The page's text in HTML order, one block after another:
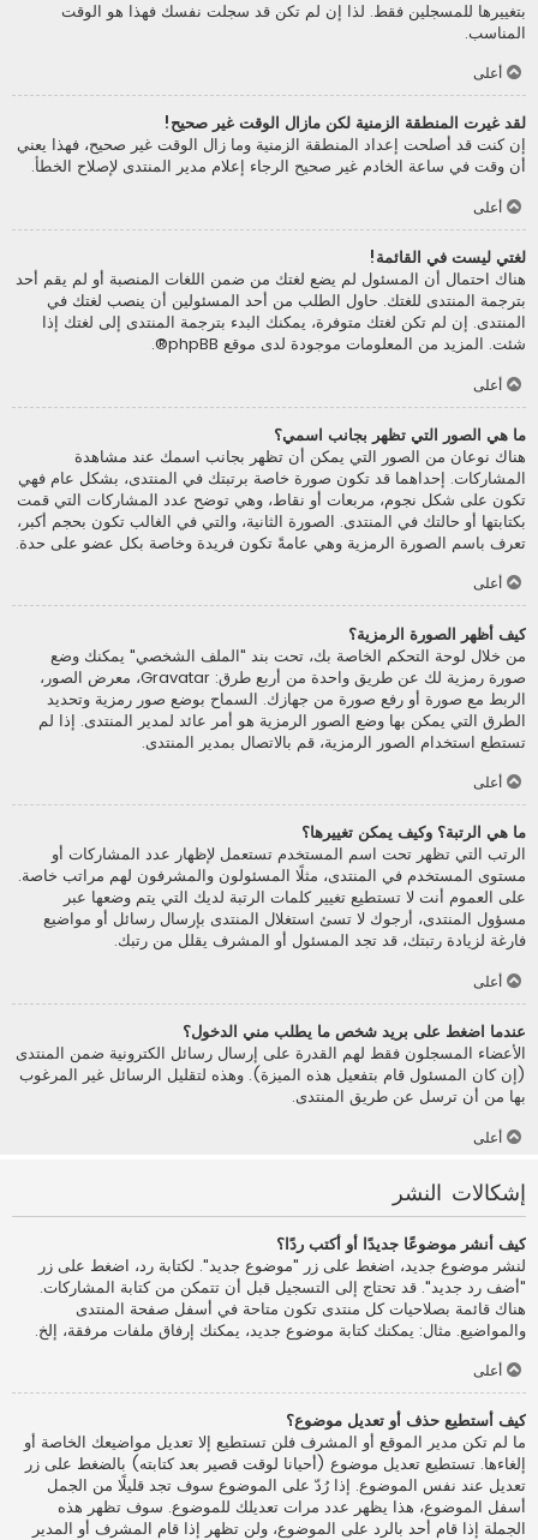
بتغييرها للمسجلين فقط. لذا إن لم تكن قد سجلت نفسك فهذا هو الوقت
المناسب.
أعلى
لقد غيرت المنطقة الزمنية لكن مازال الوقت غير صحيح!
إن كنت قد أصلحت إعداد المنطقة الزمنية وما زال الوقت غير صحيح، فهذا يعني
أن وقت في ساعة الخادم غير صحيح الرجاء إعلام مدير المنتدى لإصلاح الخطأ.
أعلى
لغتي ليست في القائمة!
هناك احتمال أن المسئول لم يضع لغتك من ضمن اللغات المنصبة أو لم يقم أحد
بترجمة المنتدى للغتك. حاول الطلب من أحد المسئولين أن ينصب لغتك في
المنتدى. إن لم تكن لغتك متوفرة، يمكنك البدء بترجمة المنتدى إلى لغتك إذا
شئت. المزيد من المعلومات موجودة لدى موقع phpBB
®.
أعلى
ما هي الصور التي تظهر بجانب اسمي؟
هناك نوعان من الصور التي يمكن أن تظهر بجانب اسمك عند مشاهدة
المشاركات. إحداهما قد تكون صورة خاصة برتبتك في المنتدى، بشكل عام فهي
تكون على شكل نجوم، مربعات أو نقاط، وهي توضح عدد المشاركات التي قمت
بكتابتها أو حالتك في المنتدى. الصورة الثانية، والتي في الغالب تكون بحجم أكبر،
تعرف باسم الصورة الرمزية وهي عامةً تكون فريدة وخاصة بكل عضو على حدة.
أعلى
كيف أظهر الصورة الرمزية؟
من خلال لوحة التحكم الخاصة بك، تحت بند "الملف الشخصي" يمكنك وضع
صورة رمزية لك عن طريق واحدة من أربع طرق: Gravatar، معرض الصور،
الربط مع صورة أو رفع صورة من جهازك. السماح بوضع صور رمزية وتحديد
الطرق التي يمكن بها وضع الصور الرمزية هو أمر عائد لمدير المنتدى. إذا لم
تستطع استخدام الصور الرمزية، قم بالاتصال بمدير المنتدى.
أعلى
ما هي الرتبة؟ وكيف يمكن تغييرها؟
الرتب التي تظهر تحت اسم المستخدم تستعمل لإظهار عدد المشاركات أو
مستوى المستخدم في المنتدى، مثلًا المسئولون والمشرفون لهم مراتب خاصة.
على العموم أنت لا تستطيع تغيير كلمات الرتبة لديك التي يتم وضعها عبر
مسؤول المنتدى، أرجوك لا تسئ استغلال المنتدى بإرسال رسائل أو مواضيع
فارغة لزيادة رتبتك، قد تجد المسئول أو المشرف يقلل من رتبك.
أعلى
عندما اضغط على بريد شخص ما يطلب مني الدخول؟
الأعضاء المسجلون فقط لهم القدرة على إرسال رسائل الكترونية ضمن المنتدى
(إن كان المسئول قام بتفعيل هذه الميزة). وهذه لتقليل الرسائل غير المرغوب
بها من أن ترسل عن طريق المنتدى.
أعلى
إشكالات النشر
كيف أنشر موضوعًا جديدًا أو أكتب ردًا؟
لنشر موضوع جديد، اضغط على زر "موضوع جديد". لكتابة رد، اضغط على زر
"أضف رد جديد". قد تحتاج إلى التسجيل قبل أن تتمكن من كتابة المشاركات.
هناك قائمة بصلاحيات كل منتدى تكون متاحة في أسفل صفحة المنتدى
والمواضيع. مثال: يمكنك كتابة موضوع جديد، يمكنك إرفاق ملفات مرفقة، إلخ.
أعلى
كيف أستطيع حذف أو تعديل موضوع؟
ما لم تكن مدير الموقع أو المشرف فلن تستطيع إلا تعديل مواضيعك الخاصة أو
إلغاءها. تستطيع تعديل موضوع (أحيانا لوقت قصير بعد كتابته) بالضغط على زر
تعديل عند نفس الموضوع. إذا رُدّ على الموضوع سوف تجد قليلًا من الجمل
أسفل الموضوع، هذا يظهر عدد مرات تعديلك للموضوع. سوف تظهر هذه
الجملة إذا قام أحد بالرد على الموضوع، ولن تظهر إذا قام المشرف أو المدير